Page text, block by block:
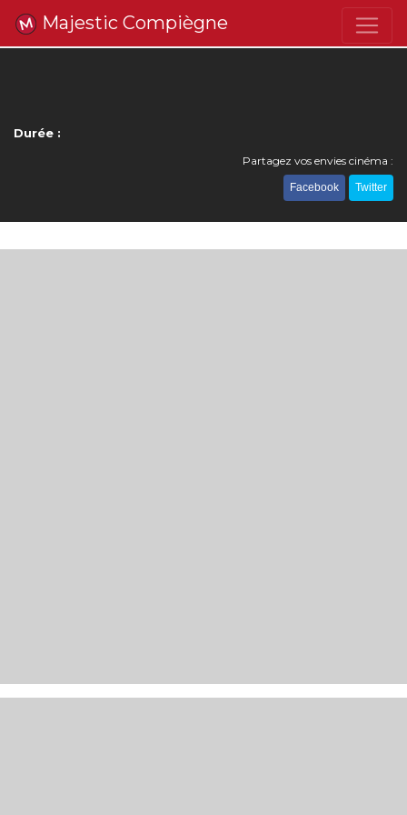
Majestic Compiègne
Durée :
Partagez vos envies cinéma :
Facebook Twitter